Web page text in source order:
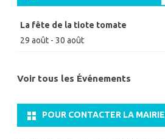
La fête de la tiote tomate
29 août - 30 août
Voir tous les Événements
POUR CONTACTER LA MAIRIE